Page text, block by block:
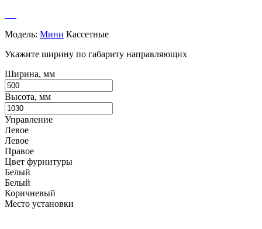
Модель: Мини Кассетные
Укажите ширину по габариту направляющих
Ширина, мм
Высота, мм
Управление
Левое
Левое
Правое
Цвет фурнитуры
Белый
Белый
Коричневый
Место установки